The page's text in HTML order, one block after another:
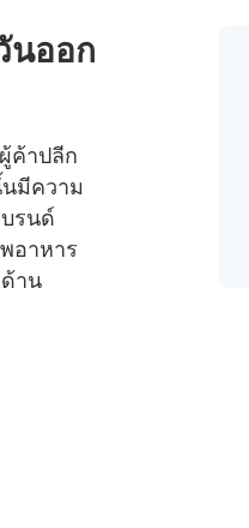
นออก
ค้าปลีก
มีความ
รนด์
อาหาร
าน